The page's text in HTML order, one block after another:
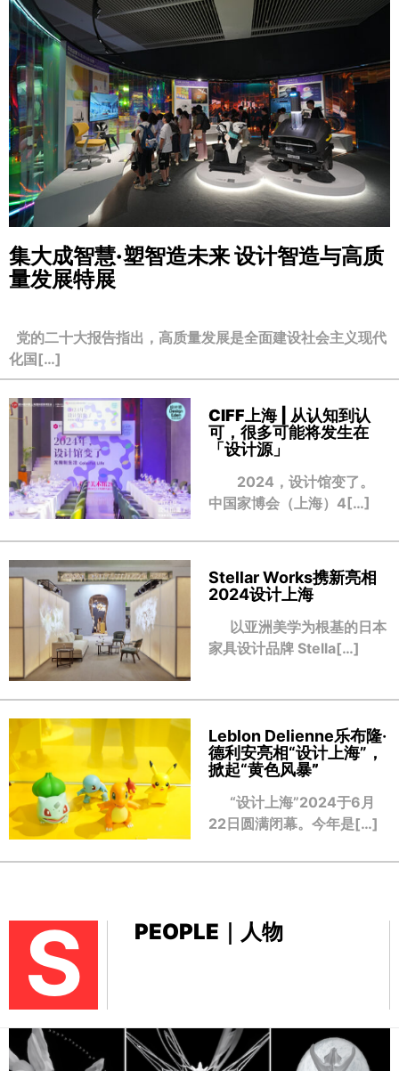
集大成智慧·塑智造未来设计智造与高质
量发展特展
党的二十大报告指出，高质量发展是全面建设社会主义现代
化国[…]
CIFF上海 | 从认知到认
可，很多可能将发生在
「设计源」
2024，设计馆变了。
中国家博会（上海）4[…]
Stellar Works携新亮相
2024设计上海
以亚洲美学为根基的日本
家具设计品牌 Stella[…]
Leblon Delienne乐布隆·
德利安亮相“设计上海”，
掀起“黄色风暴”
“设计上海”2024于6月
22日圆满闭幕。今年是[…]
S PEOPLE｜人物